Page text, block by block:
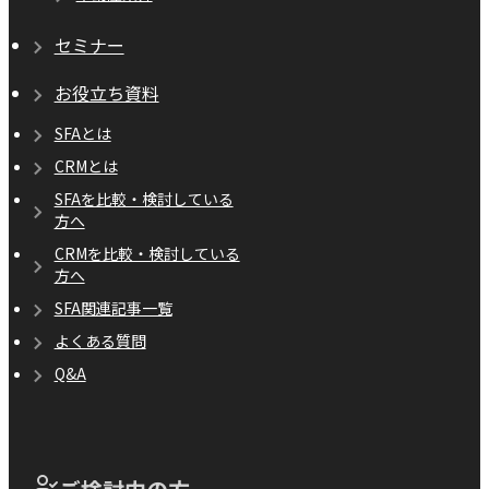
セミナー
お役立ち資料
SFAとは
CRMとは
SFAを比較・検討している
方へ
CRMを比較・検討している
方へ
SFA関連記事一覧
よくある質問
Q&A